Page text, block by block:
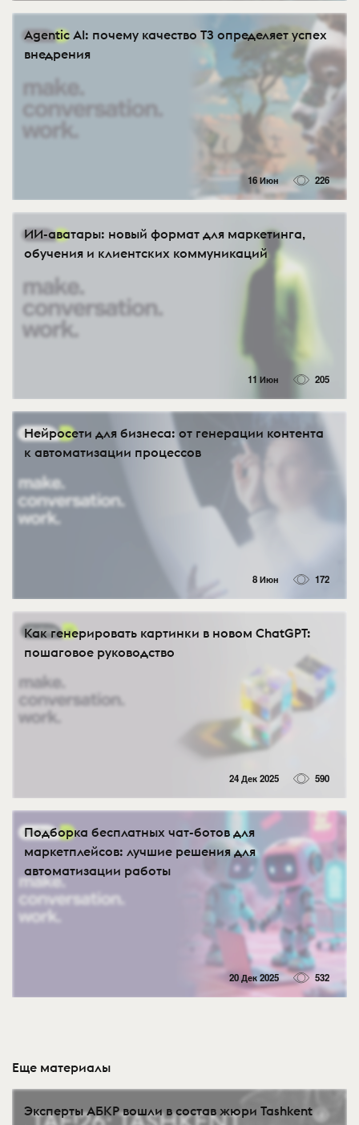
Agentic AI: почему качество ТЗ определяет успех
внедрения
16 Июн 226
ИИ-аватары: новый формат для маркетинга,
обучения и клиентских коммуникаций
11 Июн 205
Нейросети для бизнеса: от генерации контента
к автоматизации процессов
8 Июн 172
Как генерировать картинки в новом ChatGPT:
пошаговое руководство
24 Дек 2025 590
Подборка бесплатных чат-ботов для
маркетплейсов: лучшие решения для
автоматизации работы
20 Дек 2025 532
Еще материалы
Эксперты АБКР вошли в состав жюри Tashkent